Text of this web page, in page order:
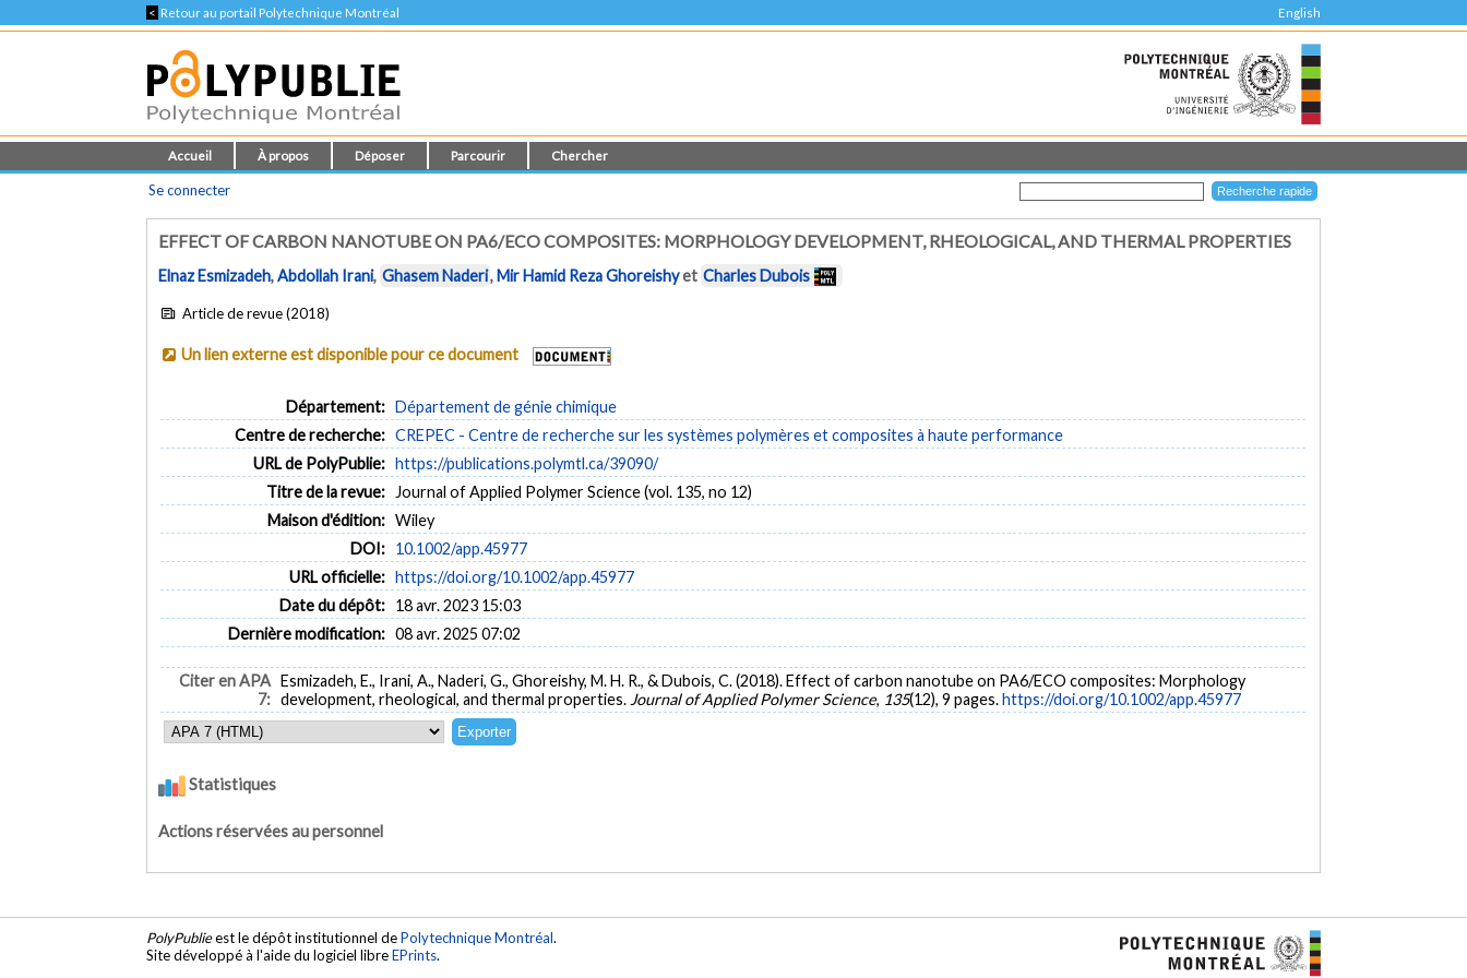
< Retour au portail Polytechnique Montréal English
Accueil À propos Déposer Parcourir Chercher
Se connecter
EFFECT OF CARBON NANOTUBE ON PA6/ECO COMPOSITES: MORPHOLOGY DEVELOPMENT, RHEOLOGICAL, AND THERMAL PROPERTIES
Elnaz Esmizadeh,Abdollah Irani, Ghasem Naderi,Mir Hamid Reza Ghoreishyet Charles Dubois
Article de revue (2018)
Un lien externe est disponible pour ce document
Département: Département de génie chimique
Centre de recherche: CREPEC - Centre de recherche sur les systèmes polymères et composites à haute performance
URL de PolyPublie: https://publications.polymtl.ca/39090/
Titre de la revue:
Journal of Applied Polymer Science (vol. 135, no 12)
Maison d'édition: Wiley
DOI: 10.1002/app.45977
URL officielle: https://doi.org/10.1002/app.45977
Date du dépôt: 18 avr. 2023 15:03
Dernière modification: 08 avr. 2025 07:02
Citer en APA
7:
Esmizadeh, E., Irani, A., Naderi, G., Ghoreishy, M. H. R., & Dubois, C. (2018). Effect of carbon nanotube on PA6/ECO composites: Morphology
development, rheological, and thermal properties. Journal of Applied Polymer Science, 135(12), 9 pages.https://doi.org/10.1002/app.45977
Statistiques
Actions réservées au personnel
PolyPublieest le dépôt institutionnel dePolytechnique Montréal.
Site développé à l'aide du logiciel libreEPrints.